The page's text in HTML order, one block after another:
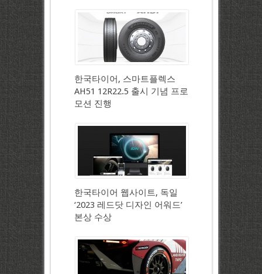
한국타이어, 스마트플렉스
AH51 12R22.5 출시 기념 프로
모션 진행
한국타이어 웹사이트, 독일
‘2023 레드닷 디자인 어워드’
본상 수상